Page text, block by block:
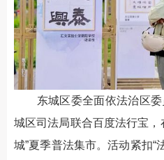
东城区委全面依法治区委
城区司法局联合百度法行宝，
城”夏季普法集市。活动紧扣“